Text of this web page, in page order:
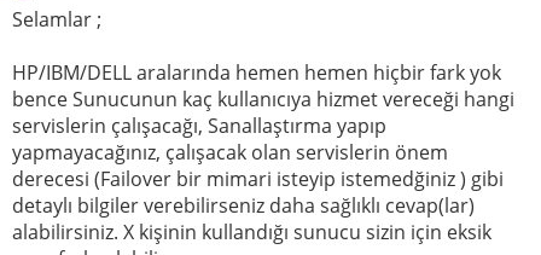
Selamlar ;
HP/IBM/DELL aralarında hemen hemen hiçbir fark yok
bence Sunucunun kaç kullanıcıya hizmet vereceği hangi
servislerin çalışacağı, Sanallaştırma yapıp
yapmayacağınız, çalışacak olan servislerin önem
derecesi (Failover bir mimari isteyip istemedğiniz ) gibi
detaylı bilgiler verebilirseniz daha sağlıklı cevap(lar)
alabilirsiniz. X kişinin kullandığı sunucu sizin için eksik